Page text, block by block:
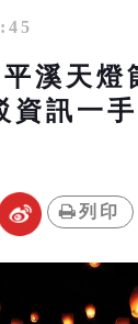
溪天
資訊一
列印